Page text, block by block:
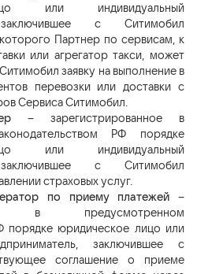
или индивидуальный
заключившее с Ситимобил
Партнер по сервисам, к
или агрегатор такси, может
заявку на выполнение в
перевозки или доставки с
Сервиса Ситимобил.
– зарегистрированное в
РФ порядке
или индивидуальный
заключившее с Ситимобил
страховых услуг.
по приему платежей –
в предусмотренном
порядке юридическое лицо или
заключившее с
соглашение о приеме